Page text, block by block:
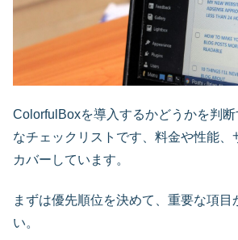
ColorfulBoxを導入するかどうかを判
なチェックリストです、料金や性能、
カバーしています。
まずは優先順位を決めて、重要な項目
い。